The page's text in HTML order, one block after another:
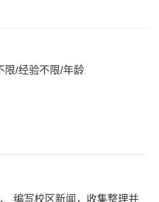
限/经验不限/年龄
编写校区新闻，收集整理并